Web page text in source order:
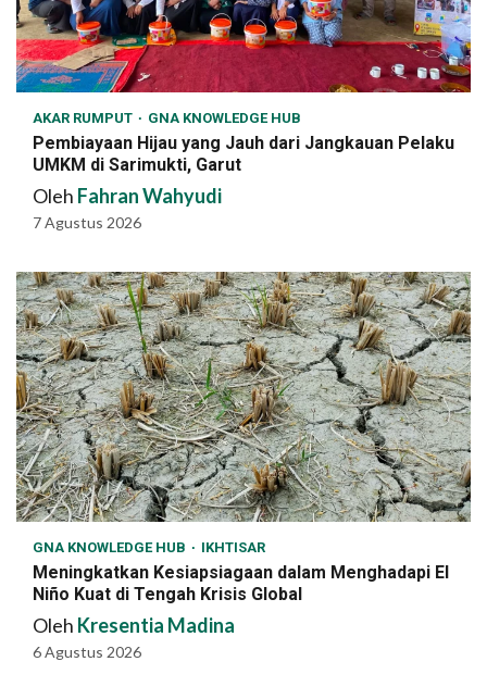
AKAR RUMPUT GNA KNOWLEDGE HUB
Pembiayaan Hijau yang Jauh dari Jangkauan Pelaku
UMKM di Sarimukti, Garut
Oleh Fahran Wahyudi
7 Agustus 2026
GNA KNOWLEDGE HUB IKHTISAR
Meningkatkan Kesiapsiagaan dalam Menghadapi El
Niño Kuat di Tengah Krisis Global
Oleh Kresentia Madina
6 Agustus 2026